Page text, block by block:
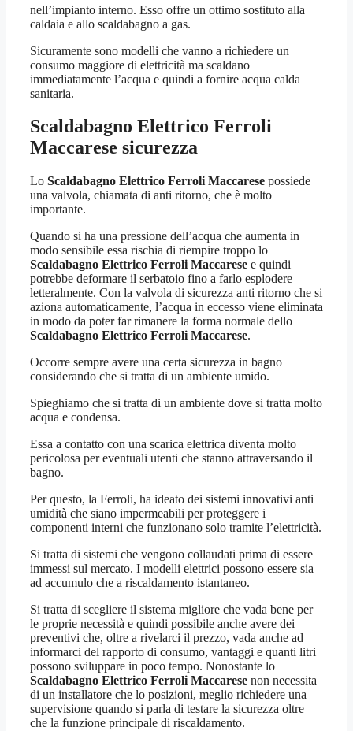
nell’impianto interno. Esso offre un ottimo sostituto alla
caldaia e allo scaldabagno a gas.
Sicuramente sono modelli che vanno a richiedere un
consumo maggiore di elettricità ma scaldano
immediatamente l’acqua e quindi a fornire acqua calda
sanitaria.
Scaldabagno Elettrico Ferroli
Maccarese sicurezza
Lo Scaldabagno Elettrico Ferroli Maccarese possiede
una valvola, chiamata di anti ritorno, che è molto
importante.
Quando si ha una pressione dell’acqua che aumenta in
modo sensibile essa rischia di riempire troppo lo
Scaldabagno Elettrico Ferroli Maccarese e quindi
potrebbe deformare il serbatoio fino a farlo esplodere
letteralmente. Con la valvola di sicurezza anti ritorno che si
aziona automaticamente, l’acqua in eccesso viene eliminata
in modo da poter far rimanere la forma normale dello
Scaldabagno Elettrico Ferroli Maccarese.
Occorre sempre avere una certa sicurezza in bagno
considerando che si tratta di un ambiente umido.
Spieghiamo che si tratta di un ambiente dove si tratta molto
acqua e condensa.
Essa a contatto con una scarica elettrica diventa molto
pericolosa per eventuali utenti che stanno attraversando il
bagno.
Per questo, la Ferroli, ha ideato dei sistemi innovativi anti
umidità che siano impermeabili per proteggere i
componenti interni che funzionano solo tramite l’elettricità.
Si tratta di sistemi che vengono collaudati prima di essere
immessi sul mercato. I modelli elettrici possono essere sia
ad accumulo che a riscaldamento istantaneo.
Si tratta di scegliere il sistema migliore che vada bene per
le proprie necessità e quindi possibile anche avere dei
preventivi che, oltre a rivelarci il prezzo, vada anche ad
informarci del rapporto di consumo, vantaggi e quanti litri
possono sviluppare in poco tempo. Nonostante lo
Scaldabagno Elettrico Ferroli Maccarese non necessita
di un installatore che lo posizioni, meglio richiedere una
supervisione quando si parla di testare la sicurezza oltre
che la funzione principale di riscaldamento.